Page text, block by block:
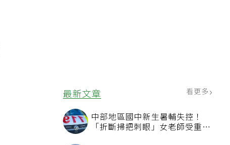
最新文章 看更多
中部地區國中新生暑輔失控！
「折斷掃把刺眼」女老師受重傷